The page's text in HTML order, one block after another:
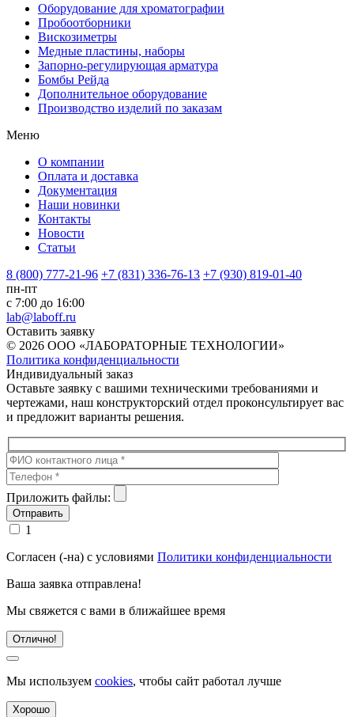
Оборудование для хроматографии
Пробоотборники
Вискозиметры
Медные пластины, наборы
Запорно-регулирующая арматура
Бомбы Рейда
Дополнительное оборудование
Производство изделий по заказам
Меню
О компании
Оплата и доставка
Документация
Наши новинки
Контакты
Новости
Статьи
8 (800) 777-21-96 +7 (831) 336-76-13 +7 (930) 819-01-40
пн-пт
с 7:00 до 16:00
lab@laboff.ru
Оставить заявку
© 2026 ООО «ЛАБОРАТОРНЫЕ ТЕХНОЛОГИИ»
Политика конфиденциальности
Индивидуальный заказ
Оставьте заявку с вашими техническими требованиями и
чертежами, наш конструкторский отдел проконсультирует вас
и предложит варианты решения.
Приложить файлы:
1
Согласен (-на) с условиями Политики конфиденциальности
Ваша заявка отправлена!
Мы свяжется с вами в ближайшее время
Отлично!
Мы используем cookies, чтобы сайт работал лучше
Хорошо